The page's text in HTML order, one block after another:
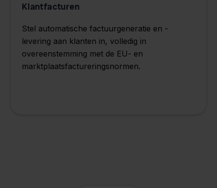
Klantfacturen
Stel automatische factuurgeneratie en -
levering aan klanten in, volledig in
overeenstemming met de EU- en
marktplaatsfactureringsnormen.